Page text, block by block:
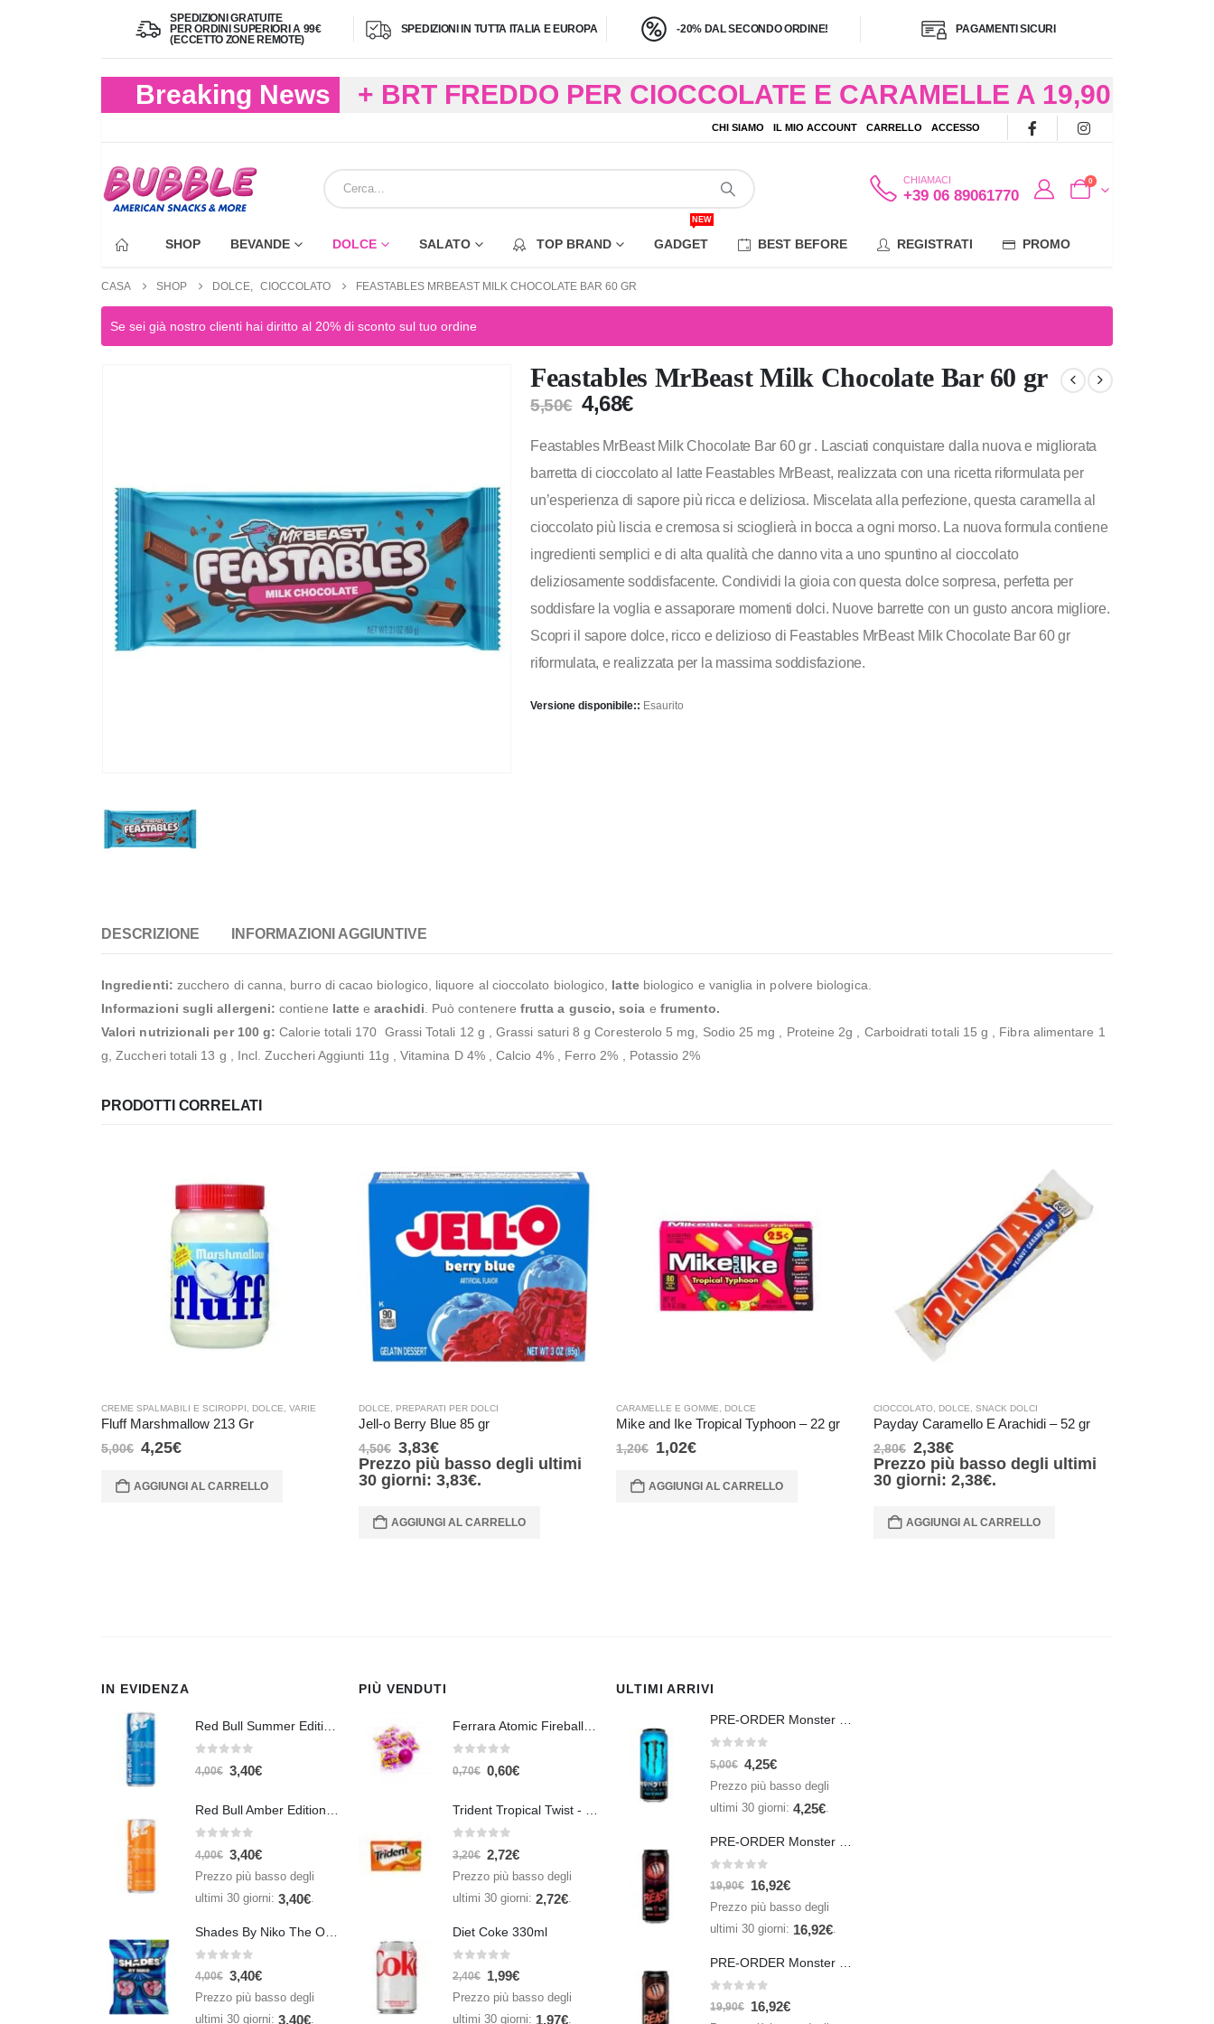
SPEDIZIONI GRATUITE
PER ORDINI SUPERIORI A 99€
(ECCETTO ZONE REMOTE)
SPEDIZIONI IN TUTTA ITALIA E EUROPA -20% DAL SECONDO ORDINE! PAGAMENTI SICURI
Breaking News
+ BRT FREDDO PER CIOCCOLATE E CARAMELLE A 19,90
(FINO A 4,9 KG) – CONSEGNA IN 24/48 ORE AD
ECCEZIONE DI ALCUNE AREE REMOTE
CHI SIAMO IL MIO ACCOUNT CARRELLO ACCESSO
CHIAMACI
+39 06 89061770
0
SHOP BEVANDE DOLCE SALATO TOP BRAND GADGET
NEW
BEST BEFORE REGISTRATI PROMO
CASA SHOP DOLCE CIOCCOLATO FEASTABLES MRBEAST MILK CHOCOLATE BAR 60 GR
Se sei già nostro clienti hai diritto al 20% di sconto sul tuo ordine
Feastables MrBeast Milk Chocolate Bar 60 gr
5,50€ 4,68€
Feastables MrBeast Milk Chocolate Bar 60 gr . Lasciati conquistare dalla nuova e migliorata
barretta di cioccolato al latte Feastables MrBeast, realizzata con una ricetta riformulata per
un’esperienza di sapore più ricca e deliziosa. Miscelata alla perfezione, questa caramella al
cioccolato più liscia e cremosa si scioglierà in bocca a ogni morso. La nuova formula contiene
ingredienti semplici e di alta qualità che danno vita a uno spuntino al cioccolato
deliziosamente soddisfacente. Condividi la gioia con questa dolce sorpresa, perfetta per
soddisfare la voglia e assaporare momenti dolci. Nuove barrette con un gusto ancora migliore.
Scopri il sapore dolce, ricco e delizioso di Feastables MrBeast Milk Chocolate Bar 60 gr
riformulata, e realizzata per la massima soddisfazione.
Versione disponibile:: Esaurito
DESCRIZIONE INFORMAZIONI AGGIUNTIVE
Ingredienti: zucchero di canna, burro di cacao biologico, liquore al cioccolato biologico, lattebiologico e vaniglia in polvere biologica.
Informazioni sugli allergeni: contiene lattee arachidi. Può contenere frutta a guscio, soia e frumento.
Valori nutrizionali per 100 g:Calorie totali 170 Grassi Totali 12 g , Grassi saturi 8 g Coresterolo 5 mg, Sodio 25 mg , Proteine 2g , Carboidrati totali 15 g , Fibra alimentare 1
g, Zuccheri totali 13 g , Incl. Zuccheri Aggiunti 11g , Vitamina D 4% , Calcio 4% , Ferro 2% , Potassio 2%
PRODOTTI CORRELATI
CREME SPALMABILI E SCIROPPI, DOLCE, VARIE
Fluff Marshmallow 213 Gr
5,00€ 4,25€
AGGIUNGI AL CARRELLO
DOLCE, PREPARATI PER DOLCI
Jell-o Berry Blue 85 gr
4,50€ 3,83€
Prezzo più basso degli ultimi
30 giorni: 3,83€.
AGGIUNGI AL CARRELLO
CARAMELLE E GOMME, DOLCE
Mike and Ike Tropical Typhoon – 22 gr
1,20€ 1,02€
AGGIUNGI AL CARRELLO
CIOCCOLATO, DOLCE, SNACK DOLCI
Payday Caramello E Arachidi – 52 gr
2,80€ 2,38€
Prezzo più basso degli ultimi
30 giorni: 2,38€.
AGGIUNGI AL CARRELLO
IN EVIDENZA
Red Bull Summer Edition Juneberry 250 ml
4,00€ 3,40€
Red Bull Amber Edition Apricot Strawberry 250ml – Energy Drink Albicocca e Fragola
4,00€ 3,40€
Prezzo più basso degli
ultimi 30 giorni: 3,40€
4,00€ 3,40€
Prezzo più basso degli
ultimi 30 giorni: 3,40€
PIÙ VENDUTI
Ferrara Atomic Fireballs Cinnamon 1 Piece - 5 gr
0,70€ 0,60€
Trident Tropical Twist - 26,6 gr
3,20€ 2,72€
Prezzo più basso degli
ultimi 30 giorni: 2,72€
Diet Coke 330ml
2,40€ 1,99€
Prezzo più basso degli
ultimi 30 giorni: 1,97€
ULTIMI ARRIVI
PRE-ORDER Monster Energy Nitro Blue Flash PL 500 ml IN ARRIVO IL 21 SETTEMBRE
5,00€ 4,25€
Prezzo più basso degli
ultimi 30 giorni: 4,25€
19,90€ 16,92€
Prezzo più basso degli
ultimi 30 giorni: 16,92€
19,90€ 16,92€